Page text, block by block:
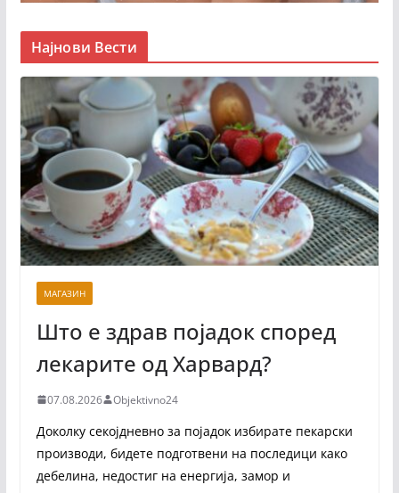
Најнови Вести
МАГАЗИН
Што е здрав појадок според
лекарите од Харвард?
07.08.2026 Objektivno24
Доколку секојдневно за појадок избирате пекарски
производи, бидете подготвени на последици како
дебелина, недостиг на енергија, замор и